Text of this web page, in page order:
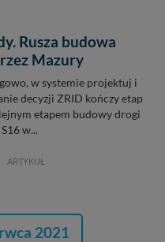
Rusza budowa
Mazury
w systemie projektuj i
decyzji ZRID kończy etap
etapem budowy drogi
w...
ARTYKUŁ
2021